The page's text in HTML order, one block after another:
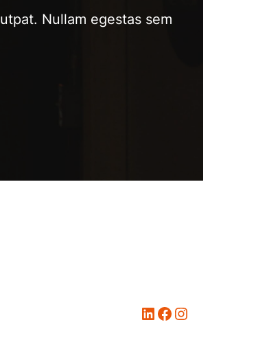
Nullam egestas sem
LinkedIn Facebook Instagram